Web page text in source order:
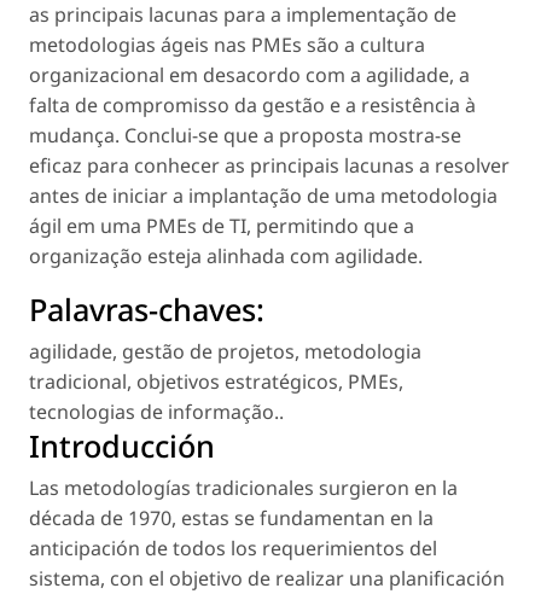
as principais lacunas para a implementação de
metodologias ágeis nas PMEs são a cultura
organizacional em desacordo com a agilidade, a
falta de compromisso da gestão e a resistência à
mudança. Conclui-se que a proposta mostra-se
eficaz para conhecer as principais lacunas a resolver
antes de iniciar a implantação de uma metodologia
ágil em uma PMEs de TI, permitindo que a
organização esteja alinhada com agilidade.
Palavras-chaves:
agilidade, gestão de projetos, metodologia
tradicional, objetivos estratégicos, PMEs,
tecnologias de informação..
Introducción
Las metodologías tradicionales surgieron en la
década de 1970, estas se fundamentan en la
anticipación de todos los requerimientos del
sistema, con el objetivo de realizar una planificación